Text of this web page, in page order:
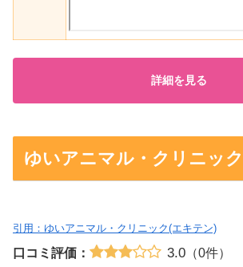
詳細を見る
ゆいアニマル・クリニック
引用：ゆいアニマル・クリニック(エキテン)
口コミ評価： 3.0（0件）